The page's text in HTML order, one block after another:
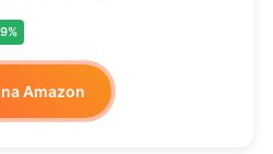
Ver no MERCADO
LIVRE
Amazon